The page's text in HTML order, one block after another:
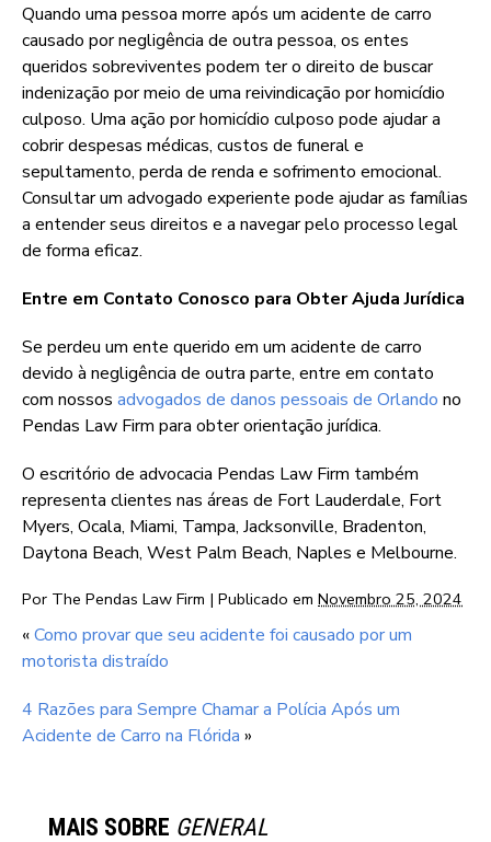
Quando uma pessoa morre após um acidente de carro
causado por negligência de outra pessoa, os entes
queridos sobreviventes podem ter o direito de buscar
indenização por meio de uma reivindicação por homicídio
culposo. Uma ação por homicídio culposo pode ajudar a
cobrir despesas médicas, custos de funeral e
sepultamento, perda de renda e sofrimento emocional.
Consultar um advogado experiente pode ajudar as famílias
a entender seus direitos e a navegar pelo processo legal
de forma eficaz.
Entre em Contato Conosco para Obter Ajuda Jurídica
Se perdeu um ente querido em um acidente de carro
devido à negligência de outra parte, entre em contato
com nossos advogados de danos pessoais de Orlando no
Pendas Law Firm para obter orientação jurídica.
O escritório de advocacia Pendas Law Firm também
representa clientes nas áreas de Fort Lauderdale, Fort
Myers, Ocala, Miami, Tampa, Jacksonville, Bradenton,
Daytona Beach, West Palm Beach, Naples e Melbourne.
Por The Pendas Law Firm | Publicado em Novembro 25, 2024
«Como provar que seu acidente foi causado por um
motorista distraído
4 Razões para Sempre Chamar a Polícia Após um
Acidente de Carro na Flórida »
MAIS SOBRE GENERAL